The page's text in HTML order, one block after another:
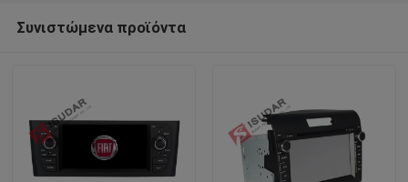
Συνιστώμενα προϊόντα